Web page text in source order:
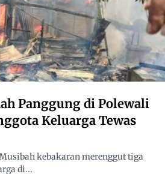
Panggung di Polewali
Keluarga Tewas
kebakaran merenggut tiga
di...